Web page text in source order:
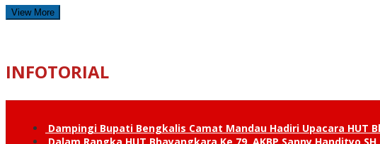
View More
INFOTORIAL
Dampingi Bupati Bengkalis Camat Mandau Hadiri Upacara HUT